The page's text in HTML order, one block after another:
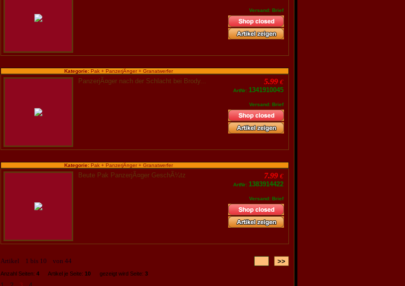
Versand: Brief
Kategorie: Pak + PanzerjÃ¤ger + Granatwerfer
PanzerjÃ¤ger nach der Schlacht bei Brody... 5.99 €
ArtNr: 1341910045
Versand: Brief
Kategorie: Pak + PanzerjÃ¤ger + Granatwerfer
Beute Pak PanzerjÃ¤ger GeschÃ¼tz 7.99 €
ArtNr: 1383914422
Versand: Brief
Artikel 1 bis 10 von 44
Anzahl Seiten: 4 Artikel je Seite: 10 gezeigt wird Seite: 3